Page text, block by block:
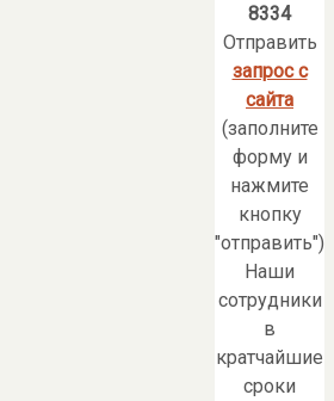
8334
Отправить
запрос с
сайта
(заполните
форму и
нажмите
кнопку
"отправить")
Наши
сотрудники
в
кратчайшие
сроки